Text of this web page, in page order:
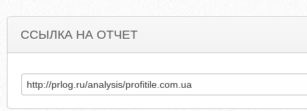
ССЫЛКА НА ОТЧЕТ